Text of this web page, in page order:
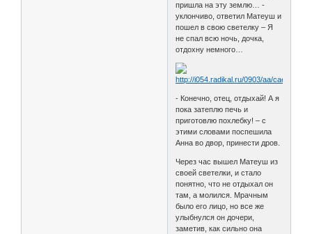
пришла на эту землю… -
уклончиво, ответил Матеуш и
пошел в свою светелку – Я
не спал всю ночь, дочка,
отдохну немного…
- Конечно, отец, отдыхай! А я
пока затеплю печь и
приготовлю похлебку! – с
этими словами поспешила
Анна во двор, принести дров.
Через час вышел Матеуш из
своей светелки, и стало
понятно, что не отдыхал он
там, а молился. Мрачным
было его лицо, но все же
улыбнулся он дочери,
заметив, как сильно она